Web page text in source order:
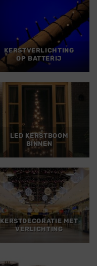
KERSTVERLICHTING
OP BATTERIJ
LED KERSTBOOM
BINNEN
KERSTDECORATIE MET
VERLICHTING